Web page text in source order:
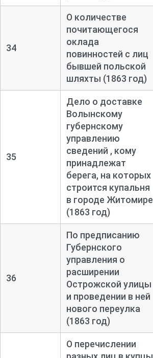
34
О количестве
почитающегося
оклада
повинностей с лиц
бывшей польской
шляхты (1863 год)
35
Дело о доставке
Волынскому
губернскому
управлению
сведений , кому
принадлежат
берега, на которых
строится купальня
в городе Житомире
(1863 год)
36
По предписанию
Губернского
управления о
расширении
Острожской улицы
и проведении в ней
нового переулка
(1863 год)
О перечислении